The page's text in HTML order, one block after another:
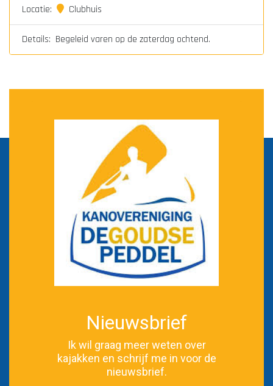
Locatie: Clubhuis
Details: Begeleid varen op de zaterdag ochtend.
Nieuwsbrief
Ik wil graag meer weten over
kajakken en schrijf me in voor de
nieuwsbrief.